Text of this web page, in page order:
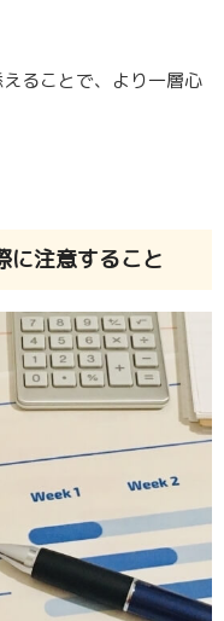
ることで、より一層心
に注意すること